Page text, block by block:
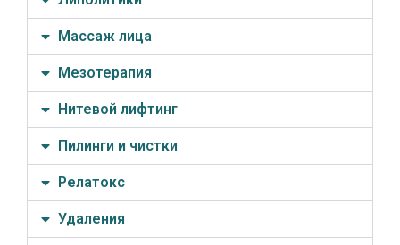
Массаж лица
Мезотерапия
Нитевой лифтинг
Пилинги и чистки
Релатокс
Удаления